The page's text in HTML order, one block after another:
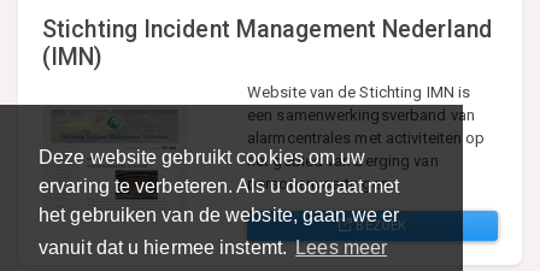
Deze website gebruikt cookies om uw
ervaring te verbeteren. Als u doorgaat met
het gebruiken van de website, gaan we er
vanuit dat u hiermee instemt.Lees meer
Stichting Incident Management Nederland
(IMN)
Website van de Stichting IMN is
een samenwerkingsverband van
alarmcentrales met activiteiten op
het gebied van berging van
personenvoertuigen.
BEZOEK